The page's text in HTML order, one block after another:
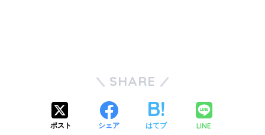
SHARE
ポスト シェア はてブ LINE